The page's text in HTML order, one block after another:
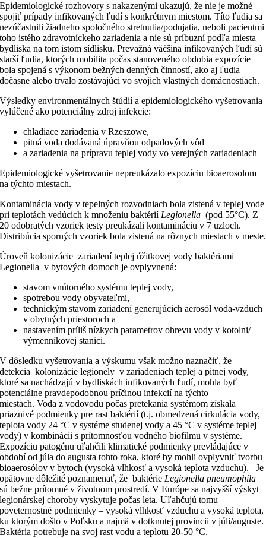
Epidemiologické rozhovory s nakazenými ukazujú, že nie je možné
spojiť prípady infikovaných ľudí s konkrétnym miestom. Títo ľudia sa
nezúčastnili žiadneho spoločného stretnutia/podujatia, neboli pacientmi
toho istého zdravotníckeho zariadenia a nie sú príbuzní podľa miesta
bydliska na tom istom sídlisku. Prevažná väčšina infikovaných ľudí sú
starší ľudia, ktorých mobilita počas stanoveného obdobia expozície
bola spojená s výkonom bežných denných činností, ako aj ľudia
dočasne alebo trvalo zostávajúci vo svojich vlastných domácnostiach.
Výsledky environmentálnych štúdií a epidemiologického vyšetrovania
vylúčené ako potenciálny zdroj infekcie:
chladiace zariadenia v Rzeszowe,
pitná voda dodávaná úpravňou odpadových vôd
a zariadenia na prípravu teplej vody vo verejných zariadeniach
Epidemiologické vyšetrovanie nepreukázalo expozíciu bioaerosolom
na týchto miestach.
Kontaminácia vody v tepelných rozvodniach bola zistená v teplej vode
pri teplotách vedúcich k množeniu baktérií Legionella (pod 55°C). Z
20 odobratých vzoriek testy preukázali kontamináciu v 7 uzloch.
Distribúcia sporných vzoriek bola zistená na rôznych miestach v meste.
Úroveň kolonizácie zariadení teplej úžitkovej vody baktériami
Legionella v bytových domoch je ovplyvnená:
stavom vnútorného systému teplej vody,
spotrebou vody obyvateľmi,
technickým stavom zariadení generujúcich aerosól voda-vzduch
v obytných priestoroch a
nastavením príliš nízkych parametrov ohrevu vody v kotolni/
výmenníkovej stanici.
V dôsledku vyšetrovania a výskumu však možno naznačiť, že
detekcia kolonizácie legionely v zariadeniach teplej a pitnej vody,
ktoré sa nachádzajú v bydliskách infikovaných ľudí, mohla byť
potenciálne pravdepodobnou príčinou infekcií na týchto
miestach. Voda z vodovodu počas pretekania systémom získala
priaznivé podmienky pre rast baktérií (t.j. obmedzená cirkulácia vody,
teplota vody 24 °C v systéme studenej vody a 45 °C v systéme teplej
vody) v kombinácii s prítomnosťou vodného biofilmu v systéme.
Expozíciu patogénu uľahčili klimatické podmienky prevládajúce v
období od júla do augusta tohto roka, ktoré by mohli ovplyvniť tvorbu
bioaerosólov v bytoch (vysoká vlhkosť a vysoká teplota vzduchu). Je
opätovne dôležité poznamenať, že baktérie Legionella pneumophila
sú bežne prítomné v životnom prostredí. V Európe sa najvyšší výskyt
legionárskej choroby vyskytuje počas leta. Uľahčujú tomu
poveternostné podmienky – vysoká vlhkosť vzduchu a vysoká teplota,
ku ktorým došlo v Poľsku a najmä v dotknutej provincii v júli/auguste.
Baktéria potrebuje na svoj rast vodu a teplotu 20-50 °C.